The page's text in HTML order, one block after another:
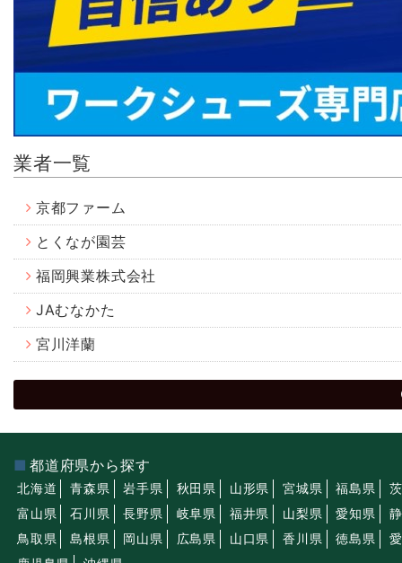
業者一覧
京都ファーム
とくなが園芸
福岡興業株式会社
JAむなかた
宮川洋蘭
都道府県から探す
北海道 青森県 岩手県 秋田県 山形県 宮城県 福島県
富山県
石川県 長野県 岐阜県 福井県 山梨県 愛知県
鳥取県
島根県 岡山県 広島県 山口県 香川県 徳島県